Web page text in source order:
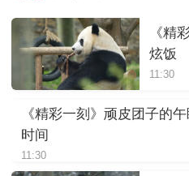
《精
炫饭
11:30
《精彩一刻》顽皮团子的
时间
11:30